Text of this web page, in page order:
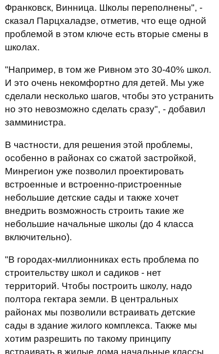
Франковск, Винница. Школы переполнены", -
сказал Парцхаладзе, отметив, что еще одной
проблемой в этом ключе есть вторые смены в
школах.
"Например, в том же Ривном это 30-40% школ.
И это очень некомфортно для детей. Мы уже
сделали несколько шагов, чтобы это устранить
но это невозможно сделать сразу", - добавил
замминистра.
В частности, для решения этой проблемы,
особенно в районах со сжатой застройкой,
Минрегион уже позволил проектировать
встроенные и встроенно-пристроенные
небольшие детские сады и также хочет
внедрить возможность строить такие же
небольшие начальные школы (до 4 класса
включительно).
"В городах-миллионниках есть проблема по
строительству школ и садиков - нет
территорий. Чтобы построить школу, надо
полтора гектара земли. В центральных
районах мы позволили встраивать детские
сады в здание жилого комплекса. Также мы
хотим разрешить по такому принципу
встраивать в жилые дома начальные классы,